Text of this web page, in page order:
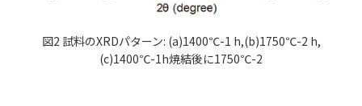
図2 試料のXRDパターン: (a)1400℃-1 h,(b)1750℃-2 h,
(c)1400℃-1h焼結後に1750℃-2